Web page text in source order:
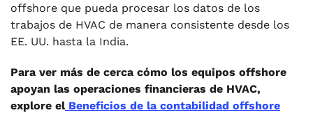
offshore que pueda procesar los datos de los
trabajos de HVAC de manera consistente desde los
EE. UU. hasta la India.
Para ver más de cerca cómo los equipos offshore
apoyan las operaciones financieras de HVAC,
explore elBeneficios de la contabilidad offshore